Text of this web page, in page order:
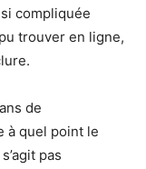
compliquée
trouver en ligne,
de
à quel point le
pas